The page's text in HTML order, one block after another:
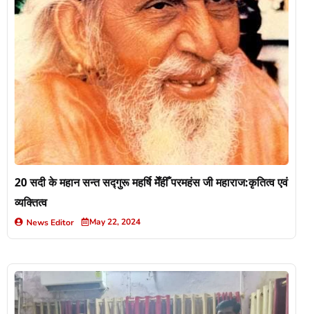
20 सदी के महान सन्त सद्गुरू महर्षि मेँहीँ परमहंस जी महाराज:कृतित्व एवं
व्यक्तित्व
News Editor May 22, 2024